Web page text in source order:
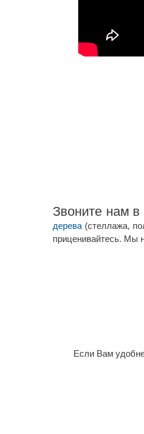
Звоните нам
дерева (стеллажа,
приценивайтесь. Мы
Если Вам